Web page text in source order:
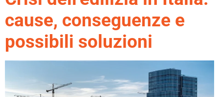
cause, conseguenze e
possibili soluzioni